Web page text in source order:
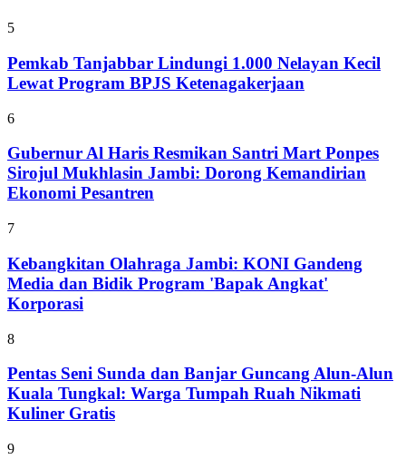
5
Pemkab Tanjabbar Lindungi 1.000 Nelayan Kecil
Lewat Program BPJS Ketenagakerjaan
6
Gubernur Al Haris Resmikan Santri Mart Ponpes
Sirojul Mukhlasin Jambi: Dorong Kemandirian
Ekonomi Pesantren
7
Kebangkitan Olahraga Jambi: KONI Gandeng
Media dan Bidik Program 'Bapak Angkat'
Korporasi
8
Pentas Seni Sunda dan Banjar Guncang Alun-Alun
Kuala Tungkal: Warga Tumpah Ruah Nikmati
Kuliner Gratis
9